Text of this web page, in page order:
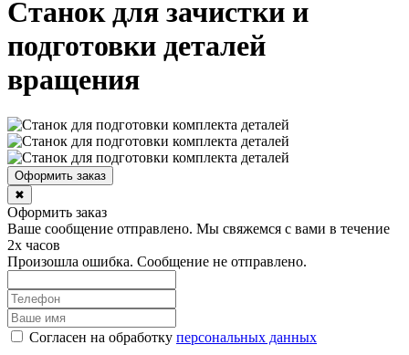
Станок для зачистки и
подготовки деталей
вращения
Оформить заказ
✖
Оформить заказ
Ваше сообщение отправлено. Мы свяжемся с вами в течение
2х часов
Произошла ошибка. Сообщение не отправлено.
Согласен на обработку персональныx данных